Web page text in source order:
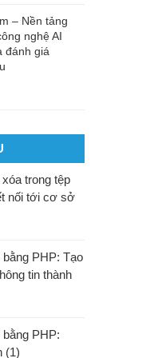
– Nền tảng
nghệ AI
đánh giá
trong tệp
nối tới cơ sở
PHP: Tạo
tin thành
PHP:
(1)